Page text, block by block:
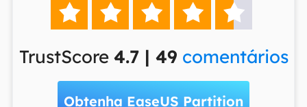
    
TrustScore 4.7 | 49 comentários
Obtenha EaseUS Partition